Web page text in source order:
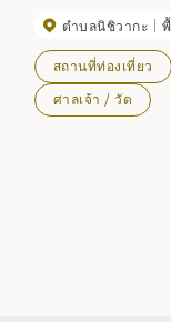
12 คน และภรรยาข
ขึ้นใหม่โดย คิตะ โน
โยชิสึเนะและคิตะ โ
ภิกษุที่เดินทางไปกับเขา ถูกไฟไหม้เมื่อปี พ.ศ.2551 อาคาร
ตำบลนิชิวากะ
สถานที่ท่องเที่ยว
ศาลเจ้า / วัด